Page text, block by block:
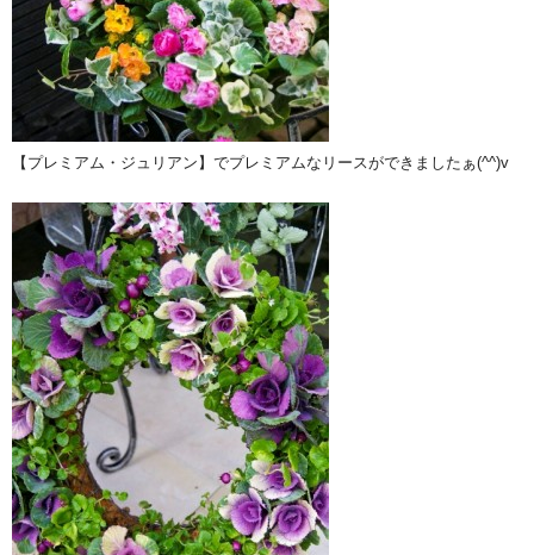
【プレミアム・ジュリアン】でプレミアムなリースができましたぁ(^^)v